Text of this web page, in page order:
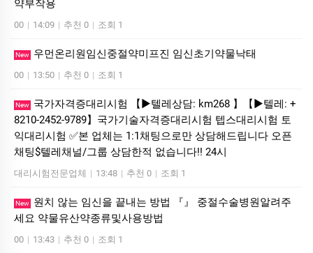
약부작용
00 | 14:09 | 추천 0 | 조회 1
New 우먼온리원임신중절약미프진 임신초기약물낙­태
00 | 13:50 | 추천 0 | 조회 1
New
국가자격증대리시험 【▶텔레상담: km268 】【▶텔레: +
8210-2452-9789】국가기술자격증대리시험 텝스대리시험 토
익대리시험 ✅본 업체는 1:1채팅으로만 상담해드립니다 오픈
채팅$텔레채널/그룹 상담한적 없습니다!! 24시
대리시험전문업체 | 13:48 | 추천 0 | 조회 1
New
원치 않는 임신을 끝내는 방법 『』 중절수술병원알려주
세요 약물유산약종류및사용방법
00 | 13:43 | 추천 0 | 조회 1